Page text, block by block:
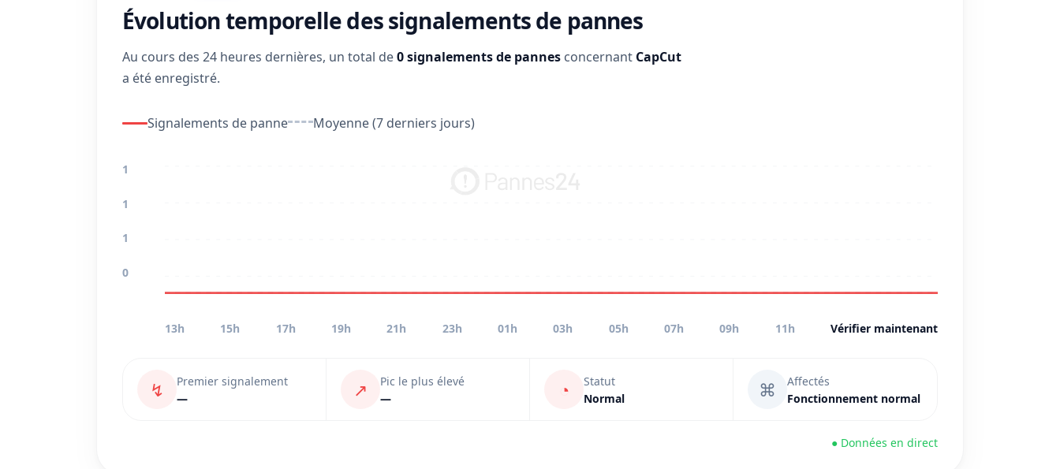
Évolution temporelle des signalements de pannes
Au cours des 24 heures dernières, un total de0 signalements de pannes concernant CapCut
a été enregistré.
Signalements de panne Moyenne (7 derniers jours)
1
1
1
0
13h 15h 17h 19h 21h 23h 01h 03h 05h 07h 09h 11h Vérifier maintenant
↯
Premier signalement
—
↗
Pic le plus élevé
—
◔
Statut
Normal
⌘
Affectés
Fonctionnement normal
● Données en direct